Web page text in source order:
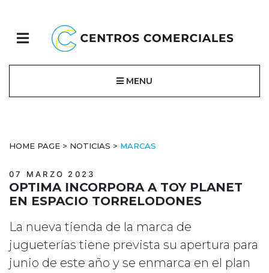
MENU
HOME PAGE > NOTICIAS > MARCAS
07 MARZO 2023
OPTIMA INCORPORA A TOY PLANET
EN ESPACIO TORRELODONES
La nueva tienda de la marca de
jugueterías tiene prevista su apertura para
junio de este año y se enmarca en el plan